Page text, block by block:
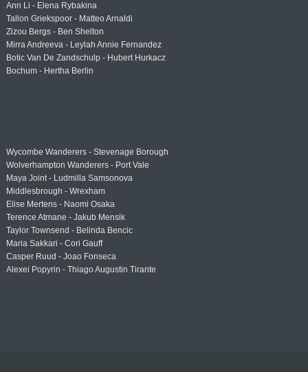
Ann Li - Elena Rybakina
Tallon Griekspoor - Matteo Arnaldi
Zizou Bergs - Ben Shelton
Mirra Andreeva - Leylah Annie Fernandez
Botic Van De Zandschulp - Hubert Hurkacz
Bochum - Hertha Berlin
Wycombe Wanderers - Stevenage Borough
Wolverhampton Wanderers - Port Vale
Maya Joint - Ludmilla Samsonova
Middlesbrough - Wrexham
Elise Mertens - Naomi Osaka
Terence Atmane - Jakub Mensik
Taylor Townsend - Belinda Bencic
Maria Sakkari - Cori Gauff
Casper Ruud - Joao Fonseca
Alexei Popyrin - Thiago Augustin Tirante